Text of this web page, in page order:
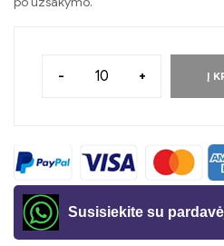
- + Į
Susisiekite su